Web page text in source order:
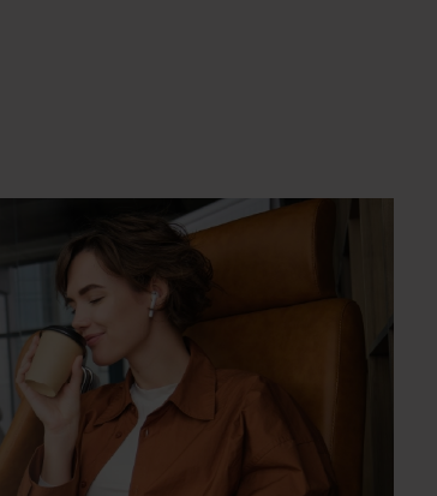
zu erhöhen oder zu
um die Anzahl zu
benutze die Schaltflächen
Wert ein oder